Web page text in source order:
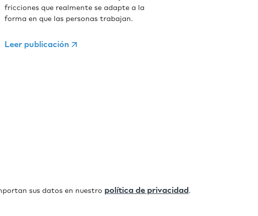
fricciones que realmente se adapte a la
forma en que las personas trabajan.
Leer publicación
sus datos en nuestro política de privacidad.